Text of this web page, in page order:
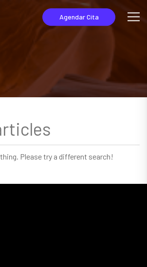
Agendar Cita
Please try a different search!